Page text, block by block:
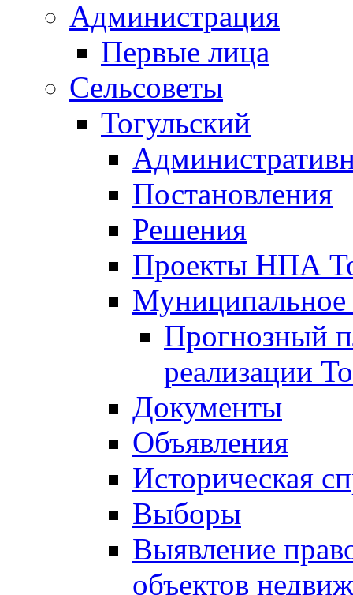
Администрация
Первые лица
Сельсоветы
Тогульский
Постановления
Решения
Проекты НПА
Прогнозный
реализации
Документы
Объявления
Историческая
Выборы
Выявление
объектов